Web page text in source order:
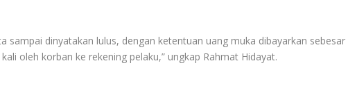
sampai dinyatakan lulus, dengan ketentuan uang muka dibayarkan sebesar
oleh korban ke rekening pelaku,” ungkap Rahmat Hidayat.